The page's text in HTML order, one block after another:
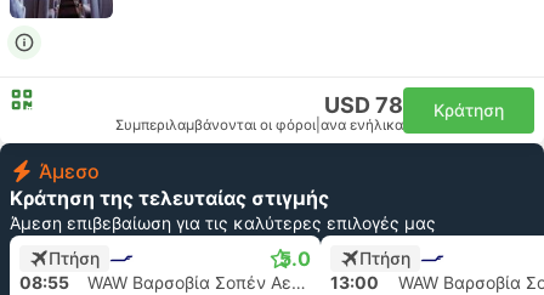
USD 78
Συμπεριλαμβάνονται οι φόροι ανα ενήλικα
Κράτηση
Άμεσο
Κράτηση της τελευταίας στιγμής
Άμεση επιβεβαίωση για τις καλύτερες επιλογές μας
Πτήση
5.0
08:55 WAW Βαρσοβία Σοπέν Αεροδρόμιο, Βαρσοβία Αεροδρόμιο
Πτήση
13:00